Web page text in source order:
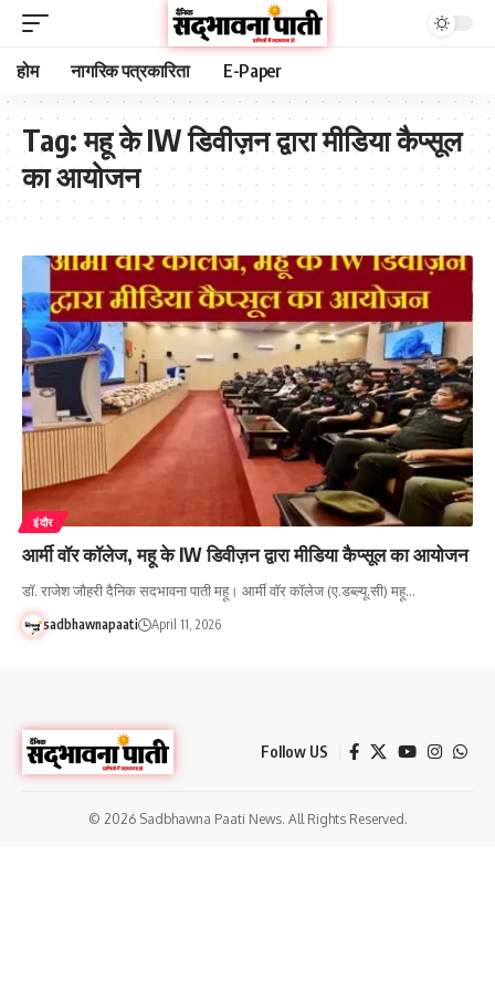
होम नागरिक पत्रकारिता E-Paper
Tag:महू के IW डिवीज़न द्वारा मीडिया कैप्सूल
का आयोजन
इंदौर
आर्मी वॉर कॉलेज, महू के IW डिवीज़न द्वारा मीडिया कैप्सूल का आयोजन
डॉ. राजेश जौहरी दैनिक सदभावना पाती महू। आर्मी वॉर कॉलेज (ए.डब्ल्यू.सी) महू…
sadbhawnapaati April 11, 2026
Follow US
© 2026 Sadbhawna Paati News. All Rights Reserved.